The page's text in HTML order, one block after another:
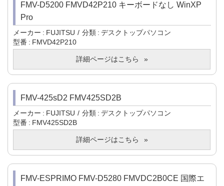
FMV-D5200 FMVD42P210 キーボードなし WinXP
Pro
メーカー FUJITSU 分類
デスクトップパソコン
型番
FMVD42P210
詳細ページはこちら
FMV-425sD2 FMV425SD2B
メーカー FUJITSU 分類
デスクトップパソコン
型番
FMV425SD2B
詳細ページはこちら
FMV-ESPRIMO FMV-D5280 FMVDC2B0CE 国際エ